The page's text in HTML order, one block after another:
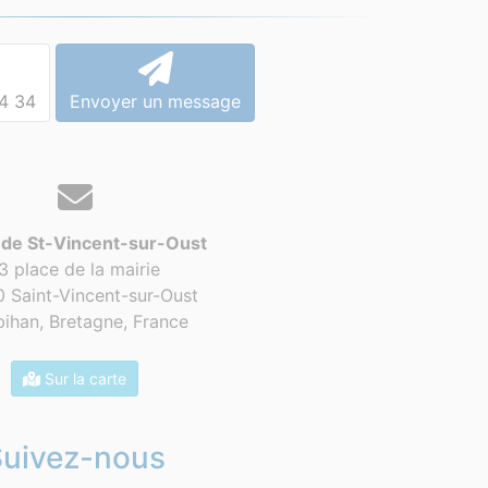
34 Envoyer un message
St-Vincent-sur-Oust
place de la mairie
Saint-Vincent-sur-Oust
Bretagne, France
Sur la carte
nous